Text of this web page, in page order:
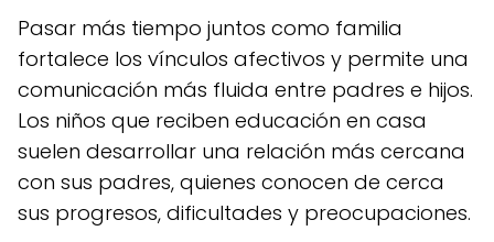
Pasar más tiempo juntos como familia
fortalece los vínculos afectivos y permite una
comunicación más fluida entre padres e hijos.
Los niños que reciben educación en casa
suelen desarrollar una relación más cercana
con sus padres, quienes conocen de cerca
sus progresos, dificultades y preocupaciones.